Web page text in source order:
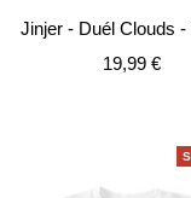
Jinjer - Duél Clouds -
19,99 €